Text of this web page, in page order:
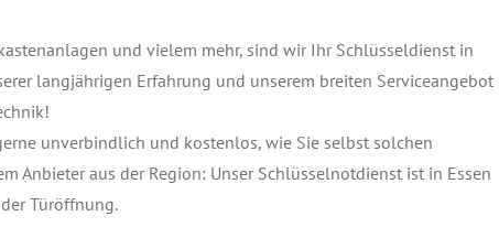
und vielem mehr, sind wir Ihr Schlüsseldienst in
langjährigen Erfahrung und unserem breiten Serviceangebot
unverbindlich und kostenlos, wie Sie selbst solchen
Anbieter aus der Region: Unser Schlüsselnotdienst ist in Essen
Türöffnung.